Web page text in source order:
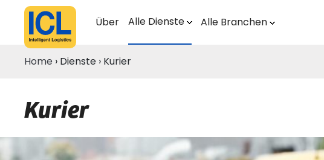
Über Alle Dienste Alle Branchen
Home › Dienste › Kurier
Kurier